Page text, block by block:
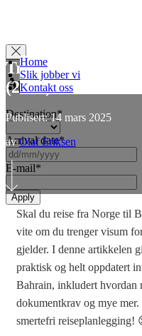
Home
Slik jobber vi
Kontakt oss
Apply for Visa
Destination*
Arrival date*
E-mail*
Trenger man
(2025)
Publisert: 14 mars 2025
avOlaf Eriksen
Skal du reise fra Norge
vite om du trenger visum
gjelder. I denne artikkelen
praktisk og helt oppdatert
Bahrain, inkludert hvordan
dokumentkrav og mye
smertefri reiseplanlegging!